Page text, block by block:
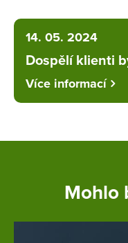
14. 05. 2024
Dospělí klienti
Více informací
Mohlo